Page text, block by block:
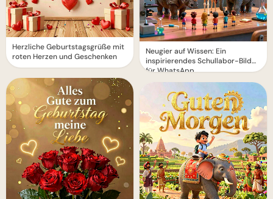
Herzliche Geburtstagsgrüße mit
roten Herzen und Geschenken
Neugier auf Wissen: Ein
inspirierendes Schullabor-Bild
für WhatsApp